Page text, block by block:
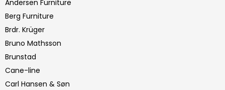
Andersen Furniture
Berg Furniture
Brdr. Krüger
Bruno Mathsson
Brunstad
Cane-line
Carl Hansen & Søn